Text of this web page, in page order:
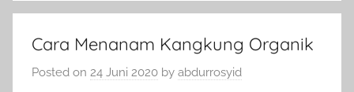
Cara Menanam Kangkung Organik
Posted on 24 Juni 2020 by abdurrosyid